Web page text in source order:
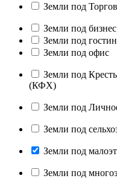
Земли под
Земли под бизнес
Земли под
Земли под офис
Земли под
(КФХ)
Земли под
Земли под
Земли под
Земли под